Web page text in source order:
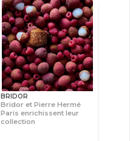
BRIDOR
Bridor et Pierre Hermé
Paris enrichissent leur
collection